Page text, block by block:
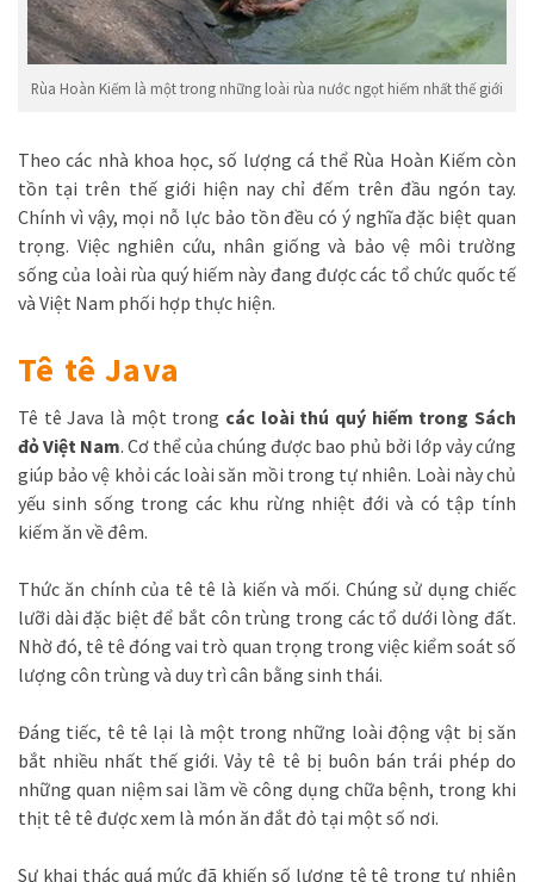
Rùa Hoàn Kiếm là một trong những loài rùa nước ngọt hiếm nhất thế giới
Theo các nhà khoa học, số lượng cá thể Rùa Hoàn Kiếm còn
tồn tại trên thế giới hiện nay chỉ đếm trên đầu ngón tay.
Chính vì vậy, mọi nỗ lực bảo tồn đều có ý nghĩa đặc biệt quan
trọng. Việc nghiên cứu, nhân giống và bảo vệ môi trường
sống của loài rùa quý hiếm này đang được các tổ chức quốc tế
và Việt Nam phối hợp thực hiện.
Tê tê Java
Tê tê Java là một trong các loài thú quý hiếm trong Sách
đỏ Việt Nam. Cơ thể của chúng được bao phủ bởi lớp vảy cứng
giúp bảo vệ khỏi các loài săn mồi trong tự nhiên. Loài này chủ
yếu sinh sống trong các khu rừng nhiệt đới và có tập tính
kiếm ăn về đêm.
Thức ăn chính của tê tê là kiến và mối. Chúng sử dụng chiếc
lưỡi dài đặc biệt để bắt côn trùng trong các tổ dưới lòng đất.
Nhờ đó, tê tê đóng vai trò quan trọng trong việc kiểm soát số
lượng côn trùng và duy trì cân bằng sinh thái.
Đáng tiếc, tê tê lại là một trong những loài động vật bị săn
bắt nhiều nhất thế giới. Vảy tê tê bị buôn bán trái phép do
những quan niệm sai lầm về công dụng chữa bệnh, trong khi
thịt tê tê được xem là món ăn đắt đỏ tại một số nơi.
Sự khai thác quá mức đã khiến số lượng tê tê trong tự nhiên